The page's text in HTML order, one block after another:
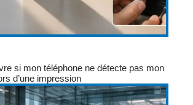
si mon téléphone ne détecte pas mon
d’une impression